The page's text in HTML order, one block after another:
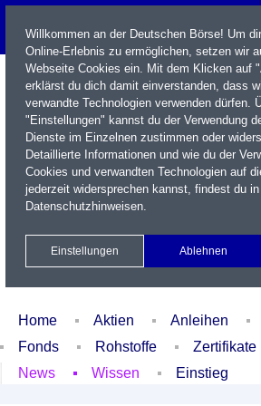
Name / WKN / ISIN / Kürzel
Xetra Realtime
Watchlist Portfolio
Home Aktien Anleihen
Fonds
Rohstoffe Zertifikate
News
Wissen Einstieg
Willkommen an der Deutschen Börse! Um
Online-Erlebnis zu ermöglichen, setzen wir
Webseite Cookies ein. Mit dem Klicken auf
erklärst du dich damit einverstanden, dass
verwandte Technologien verwenden dürfen.
"Einstellungen" kannst du der Verwendung
Dienste im Einzelnen zustimmen oder
Detaillierte Informationen und wie du der
Cookies und verwandten Technologien auf
jederzeit widersprechen kannst, findest du
Datenschutzhinweisen.
Einstellungen Ablehnen